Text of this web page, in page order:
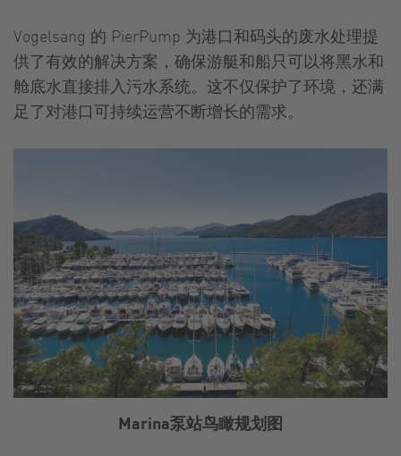
Vogelsang 的 PierPump 为港口和码头的废水处理提
供了有效的解决方案，确保游艇和船只可以将黑水和
舱底水直接排入污水系统。这不仅保护了环境，还满
足了对港口可持续运营不断增长的需求。
Marina泵站鸟瞰规划图